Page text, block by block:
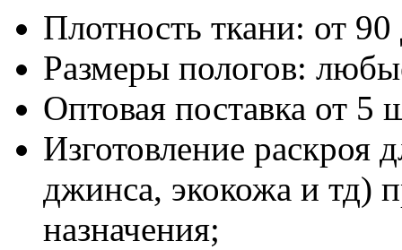
Плотность ткани: от
Размеры пологов:
Оптовая поставка от 5
Изготовление раскроя
джинса, экокожа и тд)
назначения;